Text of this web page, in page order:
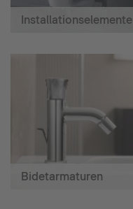
Installationselemente
Bidetarmaturen